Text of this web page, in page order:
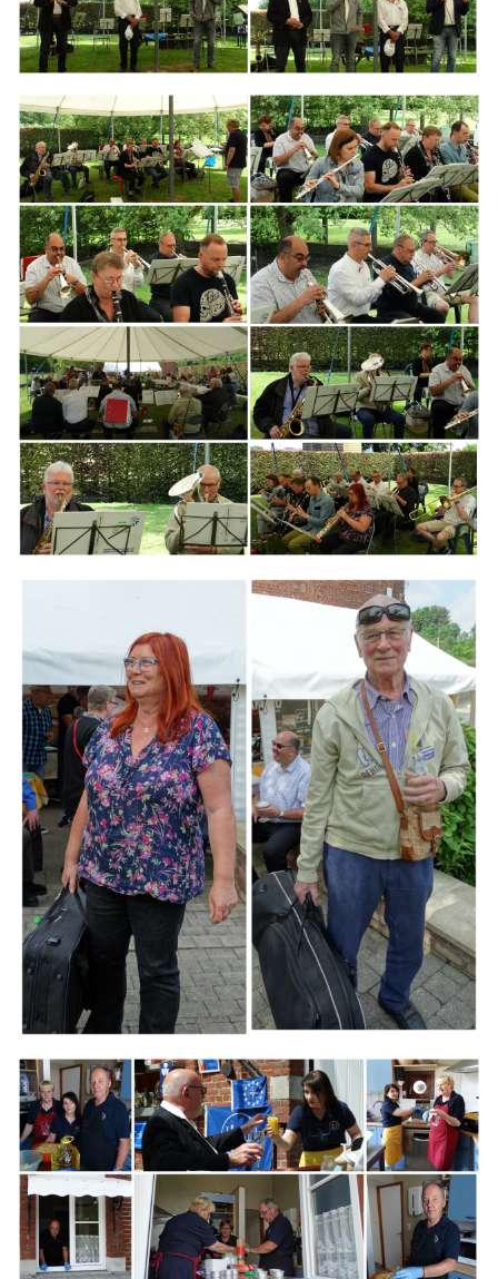
Branding
ARMCHAIR
Branding
Branding
ARMCHAIR